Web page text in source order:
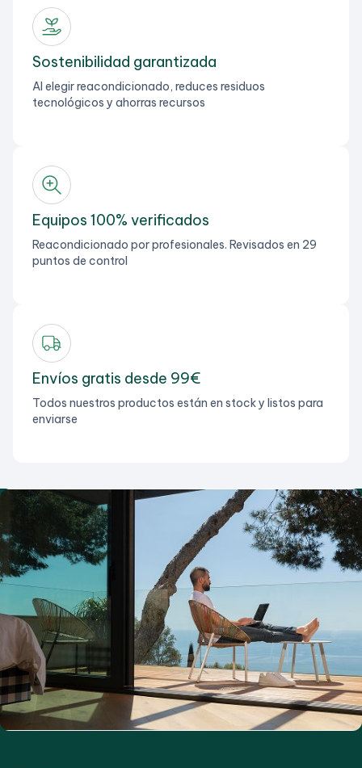
Sostenibilidad garantizada
Al elegir reacondicionado, reduces residuos
tecnológicos y ahorras recursos
Equipos 100% verificados
Reacondicionado por profesionales. Revisados en 29
puntos de control
Envíos gratis desde 99€
Todos nuestros productos están en stock y listos para
enviarse